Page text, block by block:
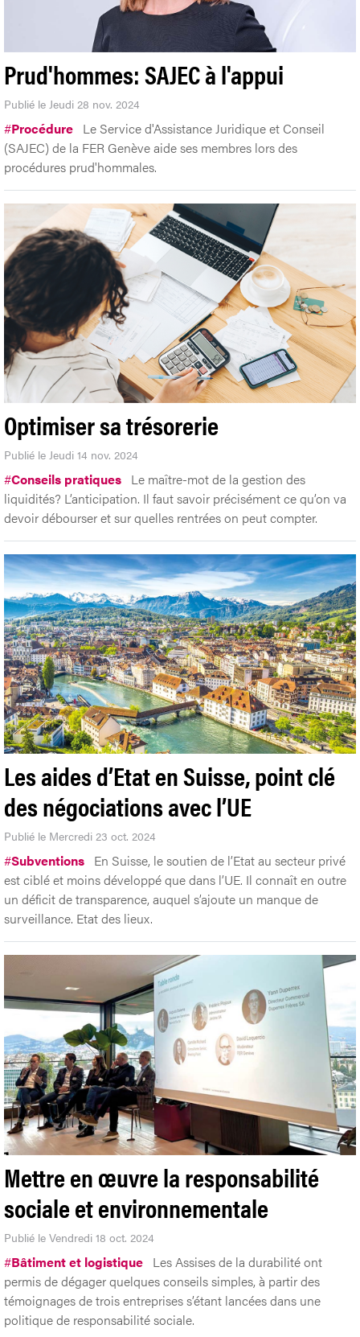
Prud'hommes: SAJEC à l'appui
Publié le Jeudi 28 nov. 2024
#Procédure Le Service d'Assistance Juridique et Conseil
(SAJEC) de la FER Genève aide ses membres lors des
procédures prud'hommales.
Optimiser sa trésorerie
Publié le Jeudi 14 nov. 2024
#Conseils pratiques Le maître-mot de la gestion des
liquidités? L’anticipation. Il faut savoir précisément ce qu’on va
devoir débourser et sur quelles rentrées on peut compter.
Les aides d’Etat en Suisse, point clé
des négociations avec l’UE
Publié le Mercredi 23 oct. 2024
#Subventions En Suisse, le soutien de l’Etat au secteur privé
est ciblé et moins développé que dans l’UE. Il connaît en outre
un déficit de transparence, auquel s’ajoute un manque de
surveillance. Etat des lieux.
Mettre en œuvre la responsabilité
sociale et environnementale
Publié le Vendredi 18 oct. 2024
#Bâtiment et logistique Les Assises de la durabilité ont
permis de dégager quelques conseils simples, à partir des
témoignages de trois entreprises s’étant lancées dans une
politique de responsabilité sociale.